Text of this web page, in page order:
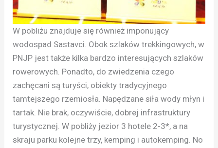
W pobliżu znajduje się również imponujący
wodospad Sastavci. Obok szlaków trekkingowych, w
PNJP jest także kilka bardzo interesujących szlaków
rowerowych. Ponadto, do zwiedzenia czego
zachęcani są turyści, obiekty tradycyjnego
tamtejszego rzemiosła. Napędzane siła wody młyn i
tartak. Nie brak, oczywiście, dobrej infrastruktury
turystycznej. W pobliży jezior 3 hotele 2-3*, a na
skraju parku kolejne trzy, kemping i autokemping. No